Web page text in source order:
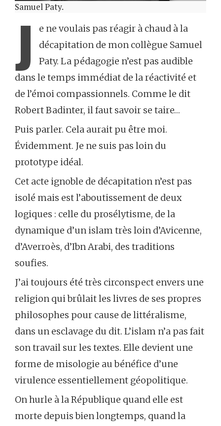
Samuel Paty.
J
e ne voulais pas réagir à chaud à la
décapitation de mon collègue Samuel
Paty. La pédagogie n’est pas audible
dans le temps immédiat de la réactivité et
de l’émoi compassionnels. Comme le dit
Robert Badinter, il faut savoir se taire…
Puis parler. Cela aurait pu être moi.
Évidemment. Je ne suis pas loin du
prototype idéal.
Cet acte ignoble de décapitation n’est pas
isolé mais est l’aboutissement de deux
logiques : celle du prosélytisme, de la
dynamique d’un islam très loin d’Avicenne,
d’Averroès, d’Ibn Arabi, des traditions
soufies.
J’ai toujours été très circonspect envers une
religion qui brûlait les livres de ses propres
philosophes pour cause de littéralisme,
dans un esclavage du dit. L’islam n’a pas fait
son travail sur les textes. Elle devient une
forme de misologie au bénéfice d’une
virulence essentiellement géopolitique.
On hurle à la République quand elle est
morte depuis bien longtemps, quand la